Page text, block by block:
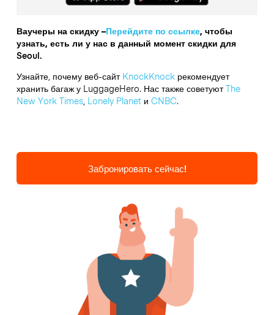
Ваучеры на скидку –Перейдите по ссылке, чтобы
узнать, есть ли у нас в данный момент скидки для
Seoul.
Узнайте, почему веб-сайт KnockKnockрекомендует
хранить багаж у LuggageHero. Нас также советуютThe
New York Times, Lonely Planetи CNBC.
Забронировать сейчас!